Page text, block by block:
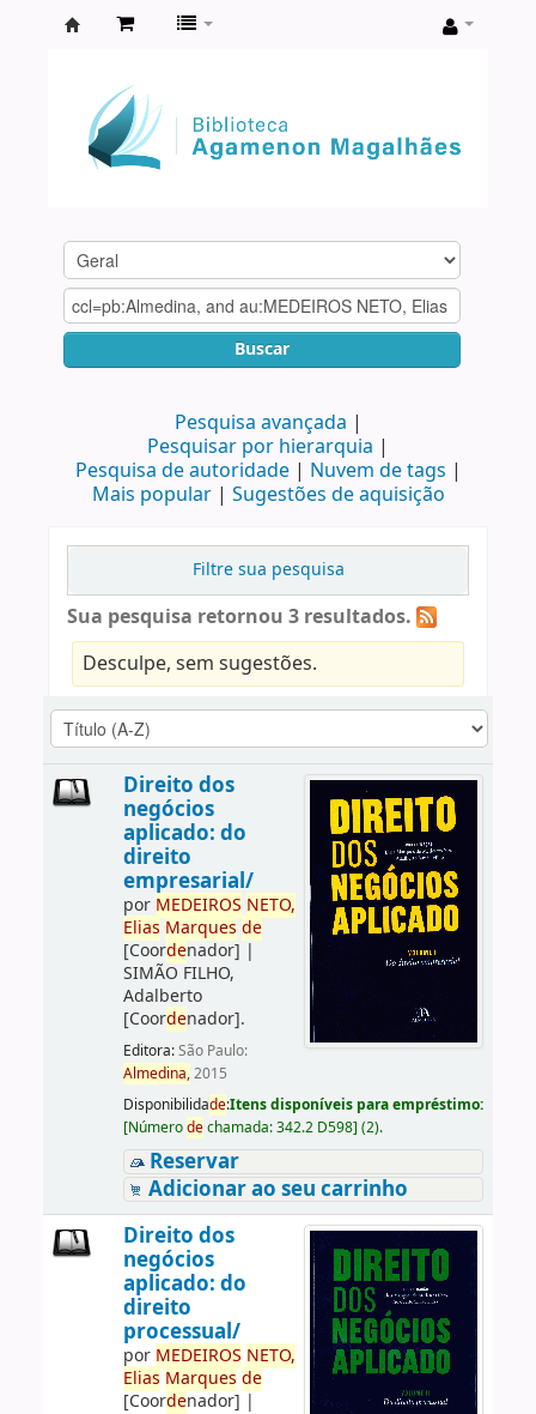
Agamenon
Magalhães
Buscar
Pesquisa avançada
Pesquisar por hierarquia
Pesquisa de autoridade
Nuvem de tags
Mais popular
Sugestões de aquisição
Filtre sua pesquisa
Sua pesquisa retornou 3 resultados.
Desculpe, sem sugestões.
Direito dos
negócios
aplicado: do
direito
empresarial/
por MEDEIROS NETO,
Elias Marques de
[Coordenador] |
SIMÃO FILHO,
Adalberto
[Coordenador].
Editora:São Paulo:
Almedina,2015
Disponibilidade:Itens disponíveis para empréstimo:
[Númerodechamada:342.2 D598] (2).
Reservar
Adicionar ao seu carrinho
Direito dos
negócios
aplicado: do
direito
processual/
por MEDEIROS NETO,
Elias Marques de
[Coordenador] |